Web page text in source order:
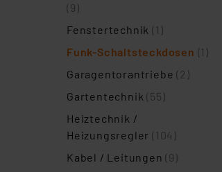
(9)
Fenstertechnik(1)
Funk-Schaltsteckdosen (1)
Garagentorantriebe(2)
Gartentechnik(55)
Heiztechnik /
Heizungsregler(104)
Kabel / Leitungen(9)